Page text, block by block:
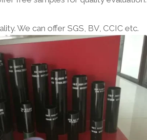
We can offer SGS, BV, CCIC etc.